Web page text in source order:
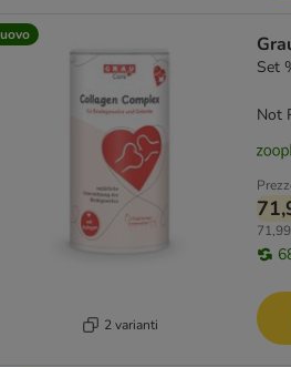
2 varianti
Set
Not